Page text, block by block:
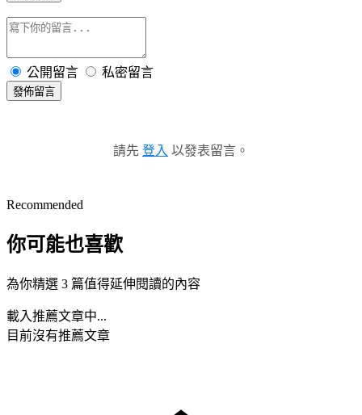
公開留言 私密留言
發佈留言
請先 登入 以發表留言。
Recommended
你可能也喜歡
為你精選 3 篇值得延伸閱讀的內容
載入推薦文章中...
目前沒有推薦文章